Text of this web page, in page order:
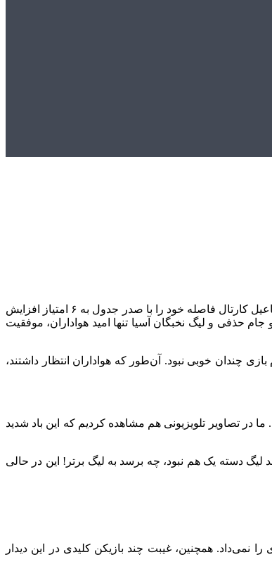
به گزارش خبرنگار مهر، تیم فوتبال پرسپولیس در هفته بیستم لیگ برتر مقابل آلومینیوم اراک دو امتیاز مهم و حساس را از دست داد تا شاگردان اسماعیل کارتال فاصله خود را با صدر جدول به ۶ امتیاز افزایش
دادن دو جام حذفی و لیگ نخبگان آسیا تنها امید هواداران، موفقیت
چندان خوبی نبود. آن‌طور که هواداران انتظار داشتند،
در تصاویر تلویزیونی هم مشاهده کردیم که این باد شدید
زمین در این مسابقه در حد لیگ دسته یک هم نبود، چه برسد به لیگ برتر! این در حالی
همچنین، غیبت چند بازیکن کلیدی در این دیدار